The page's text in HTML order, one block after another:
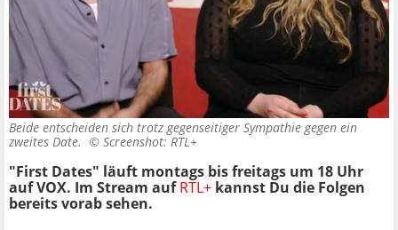
Beide entscheiden sich trotz gegenseitiger Sympathie gegen ein
zweites Date. © Screenshot: RTL+
"First Dates" läuft montags bis freitags um 18 Uhr
auf VOX. Im Stream aufRTL+ kannst Du die Folgen
bereits vorab sehen.